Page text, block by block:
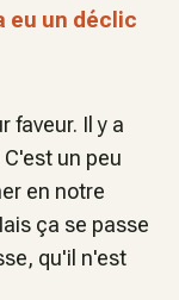
eu un déclic
faveur. Il y a
un peu
en notre
ça se passe
qu'il n'est